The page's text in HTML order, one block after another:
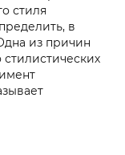
стиля
в
из причин